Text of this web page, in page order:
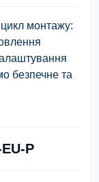
монтажу:
безпечне та
P